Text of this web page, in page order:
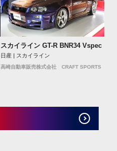
スカイライン GT-R BNR34 Vspec
日産 | スカイライン
高崎自動車販売株式会社 CRAFT SPORTS